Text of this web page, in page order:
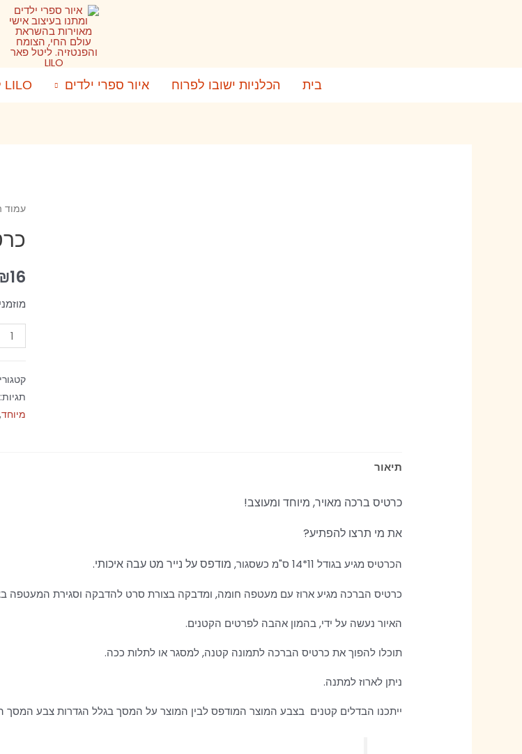
בית הכלניות ישובו לפרוח איור ספרי ילדים LILO ליטל פאר
עמוד
16
כמות
של
ברכה
תגיות:
מיוחד,
תיאור
כרטיס ברכה מאויר, מיוחד ומעוצב!
את מי תרצו להפתיע?
הכרטיס מגיע בגודל 11*14 ס"מ כשסגור, מודפס על נייר מט עבה איכותי.
כרטיס הברכה מגיע ארוז עם מעטפה חומה, ומדבקה בצורת סרט להדבקה וסגירת המעטפה
האיור נעשה על ידי, בהמון אהבה לפרטים הקטנים.
תוכלו להפוך את כרטיס הברכה לתמונה קטנה, למסגר או לתלות ככה.
ניתן לארוז למתנה.
ייתכנו הבדלים קטנים בצבע המוצר המודפס לבין המוצר על המסך בגלל הגדרות צבע המסך